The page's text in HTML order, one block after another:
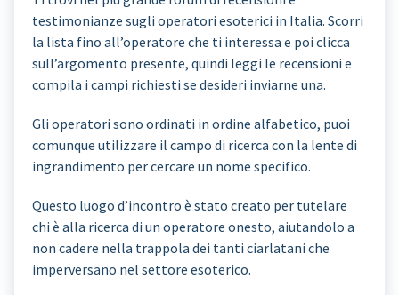
testimonianze sugli operatori esoterici in Italia. Scorri
la lista fino all’operatore che ti interessa e poi clicca
sull’argomento presente, quindi leggi le recensioni e
compila i campi richiesti se desideri inviarne una.
Gli operatori sono ordinati in ordine alfabetico, puoi
comunque utilizzare il campo di ricerca con la lente di
ingrandimento per cercare un nome specifico.
Questo luogo d’incontro è stato creato per tutelare
chi è alla ricerca di un operatore onesto, aiutandolo a
non cadere nella trappola dei tanti ciarlatani che
imperversano nel settore esoterico.